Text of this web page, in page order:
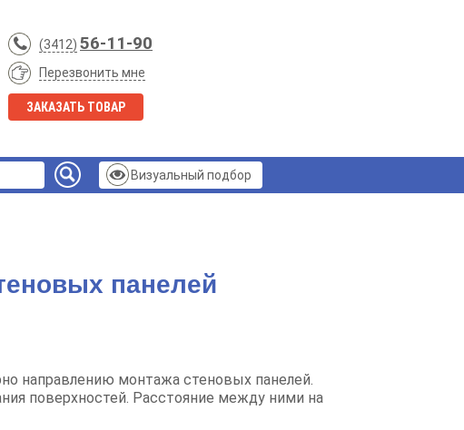
(3412) 56-11-90
Перезвонить мне
ЗАКАЗАТЬ ТОВАР
Визуальный подбор
панелей
направлению монтажа стеновых панелей.
поверхностей. Расстояние между ними на